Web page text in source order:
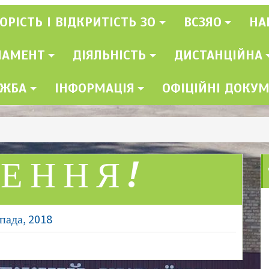
І ВІДКРИТІСТЬ ЗО ВСЗЯО
ДІЯЛЬНІСТЬ ДИСТАНЦІЙНА
ІНФОРМАЦІЯ ОФІЦІЙНІ
2018